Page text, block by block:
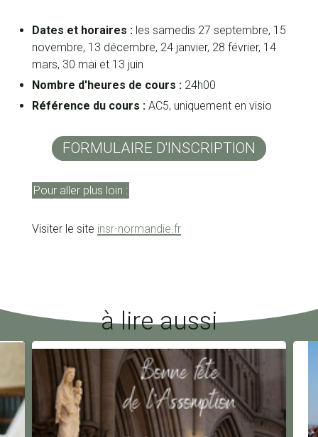
Dates et horaires : les samedis 27 septembre, 15
novembre, 13 décembre, 24 janvier, 28 février, 14
mars, 30 mai et 13 juin
Nombre d'heures de cours : 24h00
Référence du cours :AC5, uniquement en visio
FORMULAIRE D'INSCRIPTION
Pour aller plus loin :
Visiter le site insr-normandie.fr
à lire aussi